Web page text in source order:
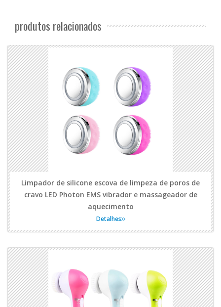
produtos relacionados
Limpador de silicone escova de limpeza de poros de
cravo LED Photon EMS vibrador e massageador de
aquecimento
Detalhes